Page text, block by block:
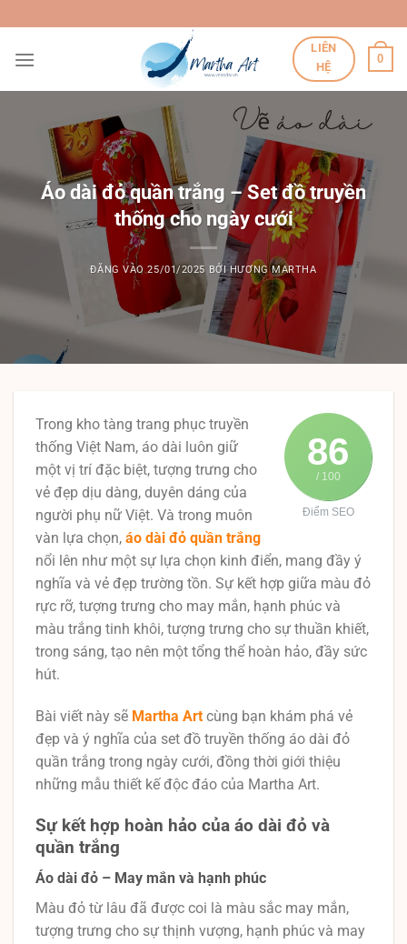
qua
nội
LIÊN
HỆ
0
Áo dài đỏ quần trắng – Set đồ truyền
thống cho ngày cưới
ĐĂNG VÀO25/01/2025 BỞI HƯƠNG MARTHA
86
/ 100
Điểm SEO
Trong kho tàng trang phục truyền
thống Việt Nam, áo dài luôn giữ
một vị trí đặc biệt, tượng trưng cho
vẻ đẹp dịu dàng, duyên dáng của
người phụ nữ Việt. Và trong muôn
vàn lựa chọn, áo dài đỏ quần trắng
nổi lên như một sự lựa chọn kinh điển, mang đầy ý
nghĩa và vẻ đẹp trường tồn. Sự kết hợp giữa màu đỏ
rực rỡ, tượng trưng cho may mắn, hạnh phúc và
màu trắng tinh khôi, tượng trưng cho sự thuần khiết,
trong sáng, tạo nên một tổng thể hoàn hảo, đầy sức
hút.
Bài viết này sẽ Martha Art cùng bạn khám phá vẻ
đẹp và ý nghĩa của set đồ truyền thống áo dài đỏ
quần trắng trong ngày cưới, đồng thời giới thiệu
những mẫu thiết kế độc đáo của Martha Art.
Sự kết hợp hoàn hảo của áo dài đỏ và
quần trắng
Áo dài đỏ – May mắn và hạnh phúc
Màu đỏ từ lâu đã được coi là màu sắc may mắn,
tượng trưng cho sự thịnh vượng, hạnh phúc và may